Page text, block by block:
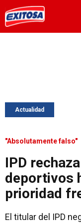
Actualidad
"Absolutamente falso"
IPD
deportivos
prioridad
El titular del IPD